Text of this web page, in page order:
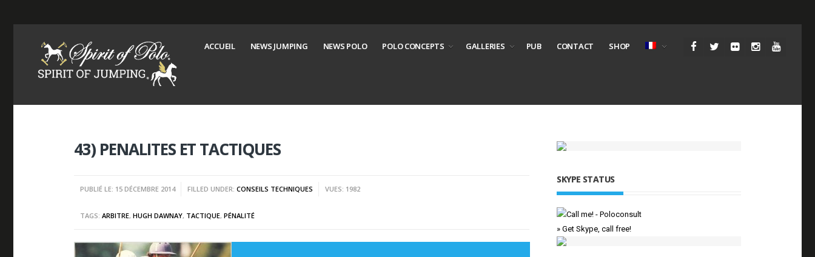
ACCUEIL NEWS JUMPING NEWS POLO POLO CONCEPTS GALLERIES PUB CONTACT SHOP
43) PENALITES ET TACTIQUES
PUBLIÉ LE: 15 DÉCEMBRE 2014 FILLED UNDER:CONSEILS TECHNIQUES VUES: 1982
TAGS:ARBITRE,HUGH DAWNAY, TACTIQUE,PÉNALITÉ
SKYPE STATUS
» Get Skype, call free!